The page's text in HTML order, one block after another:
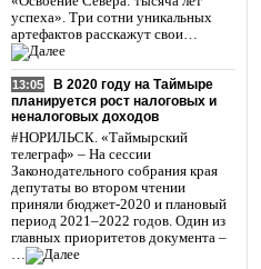
успеха». Три сотни уникальных
артефактов расскажут свои…
13:05
В 2020 году на Таймыре
планируется рост налоговых и
неналоговых доходов
#НОРИЛЬСК. «Таймырский
телеграф» – На сессии
Законодательного собрания края
депутаты во втором чтении
приняли бюджет-2020 и плановый
период 2021–2022 годов. Один из
главных приоритетов документа –
…